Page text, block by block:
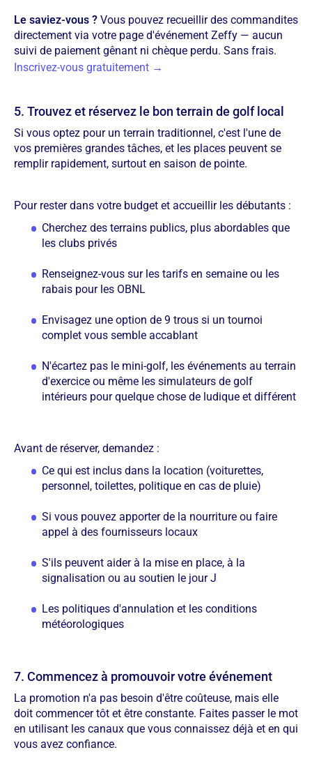
Le saviez-vous ? Vous pouvez recueillir des commandites
directement via votre page d'événement Zeffy — aucun
suivi de paiement gênant ni chèque perdu. Sans frais.
Inscrivez-vous gratuitement →
5. Trouvez et réservez le bon terrain de golf local
Si vous optez pour un terrain traditionnel, c'est l'une de
vos premières grandes tâches, et les places peuvent se
remplir rapidement, surtout en saison de pointe.
Pour rester dans votre budget et accueillir les débutants :
Cherchez des terrains publics, plus abordables que
les clubs privés
Renseignez-vous sur les tarifs en semaine ou les
rabais pour les OBNL
Envisagez une option de 9 trous si un tournoi
complet vous semble accablant
N'écartez pas le mini-golf, les événements au terrain
d'exercice ou même les simulateurs de golf
intérieurs pour quelque chose de ludique et différent
Avant de réserver, demandez :
Ce qui est inclus dans la location (voiturettes,
personnel, toilettes, politique en cas de pluie)
Si vous pouvez apporter de la nourriture ou faire
appel à des fournisseurs locaux
S'ils peuvent aider à la mise en place, à la
signalisation ou au soutien le jour J
Les politiques d'annulation et les conditions
météorologiques
7. Commencez à promouvoir votre événement
La promotion n'a pas besoin d'être coûteuse, mais elle
doit commencer tôt et être constante. Faites passer le mot
en utilisant les canaux que vous connaissez déjà et en qui
vous avez confiance.